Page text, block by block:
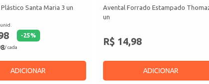
Santa Maria 3 un
-25%
/ cada
ADICIONAR
Avental Forrado Estampado
un
R$ 14,98
ADICIONAR